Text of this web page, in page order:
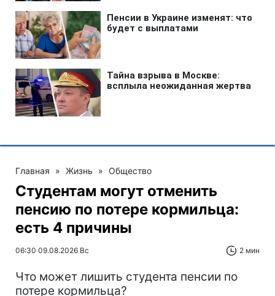
Главная » Жизнь » Общество
Студентам могут отменить
пенсию по потере кормильца:
есть 4 причины
06:30 09.08.2026 Вс 2 мин
Что может лишить студента пенсии по
потере кормильца?